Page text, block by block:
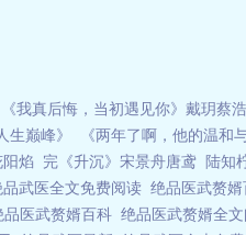
《我真后悔，当初遇见你》戴玥蔡
生巅峰》
《两年了啊，他的温和
阳焰 完《升沉》宋景舟唐鸢 陆知
品武医全文免费阅读 绝品医武赘
品医武赘婿百科 绝品医武赘婿全